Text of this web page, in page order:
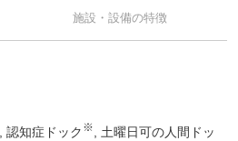
施設・設備の特徴
認知症ドック ※
土曜日可の人間ドッ